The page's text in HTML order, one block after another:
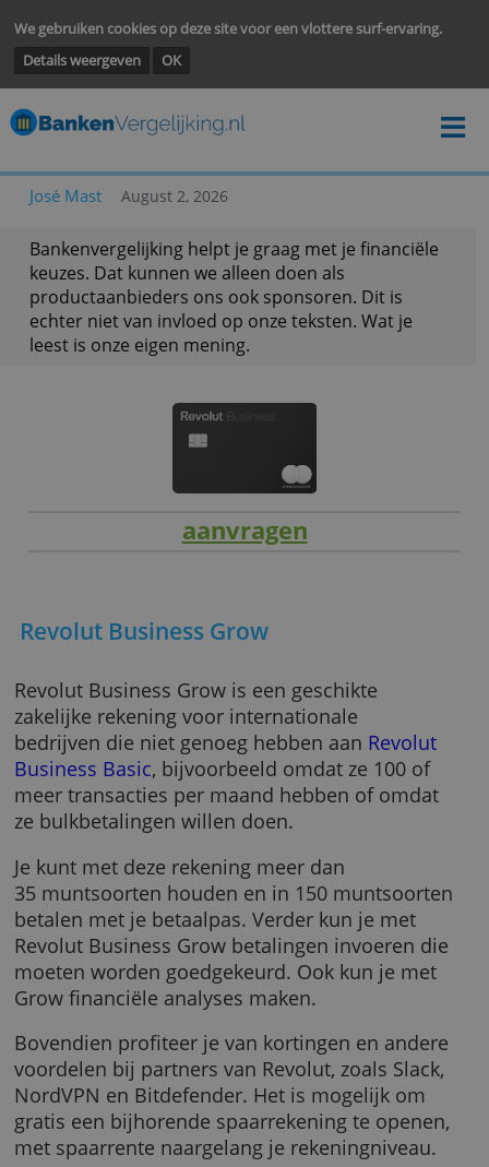
We gebruiken cookies op deze site voor een vlottere surf-
Details weergeven
Bankenvergelijking helpt je graag met je
keuzes. Dat kunnen we alleen doen als
productaanbieders ons ook sponsoren. Dit is
echter niet van invloed op onze teksten. Wat je
Revolut Business Grow
Revolut Business Grow is een geschikte
zakelijke rekening voor internationale
Business Basic, bijvoorbeeld omdat ze 100 of
meer transacties per maand hebben of
ze bulkbetalingen willen doen.
Je kunt met deze rekening meer dan
35 muntsoorten houden en in 150
betalen met je betaalpas. Verder kun je met
Revolut Business Grow betalingen invoeren
moeten worden goedgekeurd. Ook kun je
Grow financiële analyses maken.